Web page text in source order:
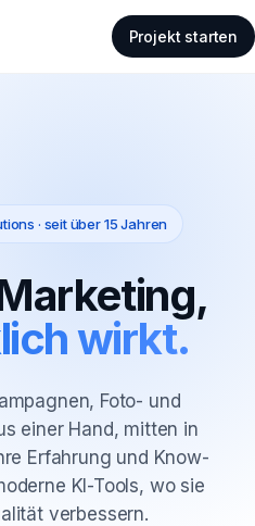
Projekt starten
· seit über 15 Jahren
wirkt.
Foto- und
einer Hand, mitten in
Erfahrung und Know-
KI-Tools, wo sie
verbessern.